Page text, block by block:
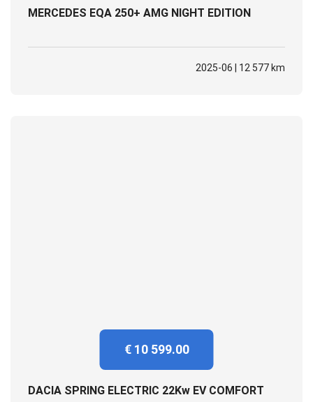
MERCEDES EQA 250+ AMG NIGHT EDITION
2025-06 | 12 577 km
€ 10 599.00
DACIA SPRING ELECTRIC 22Kw EV COMFORT